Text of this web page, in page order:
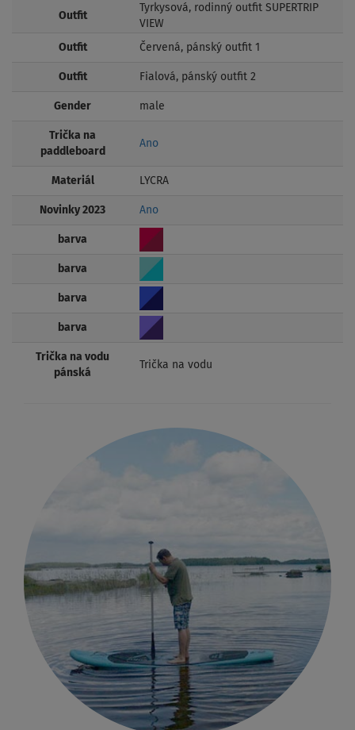
Outfit
Tyrkysová, rodinný outfit SUPERTRIP
VIEW
Outfit Červená, pánský outfit 1
Outfit Fialová, pánský outfit 2
Gender male
Trička na
paddleboard
Ano
Materiál LYCRA
Novinky 2023 Ano
barva
barva
barva
barva
Trička na vodu
pánská
Trička na vodu